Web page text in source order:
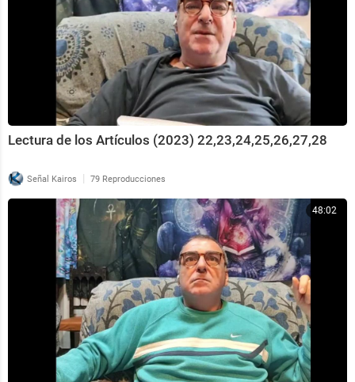
L⁣⁣ectura de los Artículos (2023) 22,23,24,25,26,27,28
Señal Kairos | 79 Reproducciones
48:02